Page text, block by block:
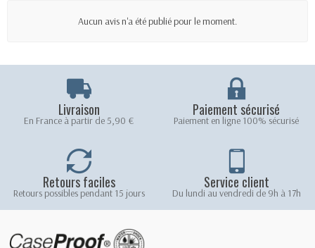
Aucun avis n'a été publié pour le moment.
Livraison
En France à partir de 5,90 €
Paiement sécurisé
Paiement en ligne 100% sécurisé
Retours faciles
Retours possibles pendant 15 jours
Service client
Du lundi au vendredi de 9h à 17h